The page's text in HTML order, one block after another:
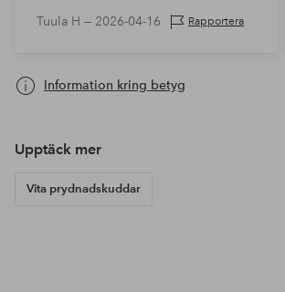
Tuula H — 2026-04-16 Rapportera
Information kring betyg
Upptäck mer
Vita prydnadskuddar